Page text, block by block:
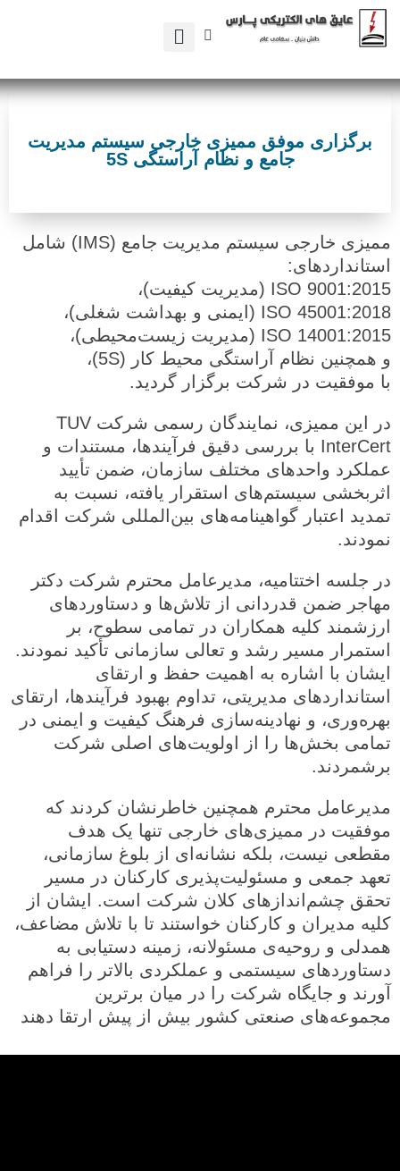
برگزاری موفق ممیزی خارجی سیستم مدیریت
جامع و نظام آراستگی 5S
ممیزی خارجی سیستم مدیریت جامع (IMS) شامل
استانداردهای:
ISO 9001:2015 (مدیریت کیفیت)،
ISO 45001:2018 (ایمنی و بهداشت شغلی)،
ISO 14001:2015 (مدیریت زیست‌محیطی)،
و همچنین نظام آراستگی محیط کار (5S)،
با موفقیت در شرکت برگزار گردید.
در این ممیزی، نمایندگان رسمی شرکت TUV
InterCert با بررسی دقیق فرآیندها، مستندات و
عملکرد واحدهای مختلف سازمان، ضمن تأیید
اثربخشی سیستم‌های استقرار یافته، نسبت به
تمدید اعتبار گواهینامه‌های بین‌المللی شرکت اقدام
نمودند.
در جلسه اختتامیه، مدیرعامل محترم شرکت دکتر
مهاجر ضمن قدردانی از تلاش‌ها و دستاوردهای
ارزشمند کلیه همکاران در تمامی سطوح، بر
استمرار مسیر رشد و تعالی سازمانی تأکید نمودند.
ایشان با اشاره به اهمیت حفظ و ارتقای
استانداردهای مدیریتی، تداوم بهبود فرآیندها، ارتقای
بهره‌وری، و نهادینه‌سازی فرهنگ کیفیت و ایمنی در
تمامی بخش‌ها را از اولویت‌های اصلی شرکت
برشمردند.
مدیرعامل محترم همچنین خاطرنشان کردند که
موفقیت در ممیزی‌های خارجی تنها یک هدف
مقطعی نیست، بلکه نشانه‌ای از بلوغ سازمانی،
تعهد جمعی و مسئولیت‌پذیری کارکنان در مسیر
تحقق چشم‌اندازهای کلان شرکت است. ایشان از
کلیه مدیران و کارکنان خواستند تا با تلاش مضاعف،
همدلی و روحیه‌ی مسئولانه، زمینه دستیابی به
دستاوردهای سیستمی و عملکردی بالاتر را فراهم
آورند و جایگاه شرکت را در میان برترین
مجموعه‌های صنعتی کشور بیش از پیش ارتقا دهند